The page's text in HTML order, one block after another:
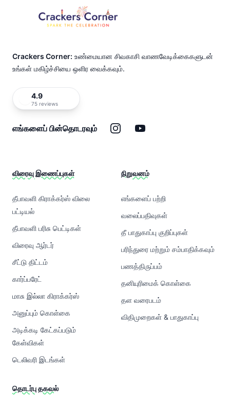
Crackers Corner: உண்மையான சிவகாசி வாணவேடிக்கைகளுடன்
உங்கள் மகிழ்ச்சியை ஒளிர வைக்கவும்.
4.9
75 reviews
எங்களைப் பின்தொடரவும் இன்ஸ்டாகிராம்
யூடியூப்
விரைவு இணைப்புகள்
தீபாவளி கிராக்கர்ஸ் விலை
பட்டியல்
தீபாவளி பரிசு பெட்டிகள்
விரைவு ஆர்டர்
சீட்டு திட்டம்
கார்ப்பரேட்
மாசு இல்லா கிராக்கர்ஸ்
அனுப்பும் கொள்கை
அடிக்கடி கேட்கப்படும்
கேள்விகள்
டெலிவரி இடங்கள்
நிறுவனம்
எங்களைப் பற்றி
வலைப்பதிவுகள்
தீ பாதுகாப்பு குறிப்புகள்
பரிந்துரை மற்றும் சம்பாதிக்கவும்
பணத்திருப்பம்
தனியுரிமைக் கொள்கை
தள வரைபடம்
விதிமுறைகள் & பாதுகாப்பு
தொடர்பு தகவல்